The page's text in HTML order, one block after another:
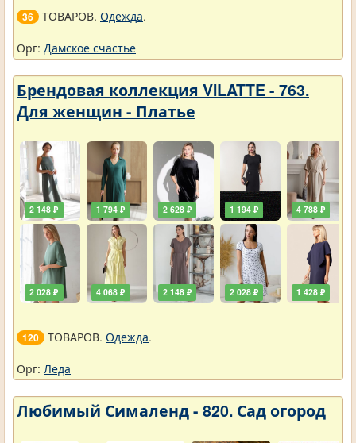
36 ТОВАРОВ. Одежда.
Орг: Дамское счастье
Брендовая коллекция VILATTE - 763.
Для женщин - Платье
2 148 ₽
2 028 ₽
1 794 ₽
4 068 ₽
2 628 ₽
2 148 ₽
1 194 ₽
2 028 ₽
4 788 ₽
1 428 ₽
120 ТОВАРОВ. Одежда.
Орг: Леда
Любимый Сималенд - 820. Сад огород